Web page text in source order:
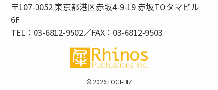
〒107-0052 東京都港区赤坂4-9-19 赤坂TOタマビル
6F
TEL：03-6812-9502／FAX：03-6812-9503
© 2026 LOGI-BIZ